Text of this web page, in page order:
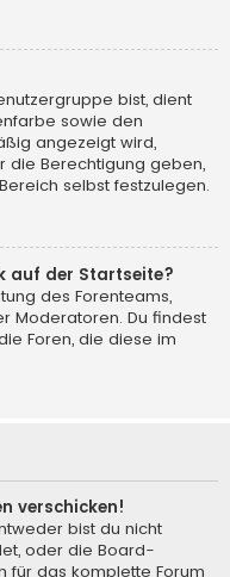
bist, dient
sowie den
angezeigt wird,
die Berechtigung geben,
selbst festzulegen.
auf der Startseite?
des Forenteams,
Moderatoren. Du findest
Foren, die diese im
verschicken!
bist du nicht
oder die Board-
für das komplette Forum